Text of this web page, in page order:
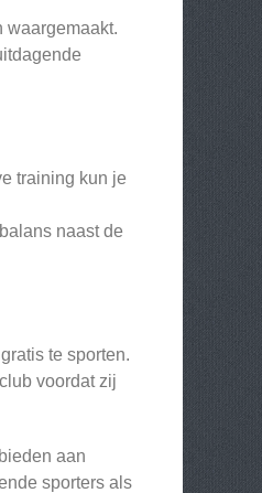
waargemaakt.
training kun je
naast de
te sporten.
voordat zij
aan
sporters als